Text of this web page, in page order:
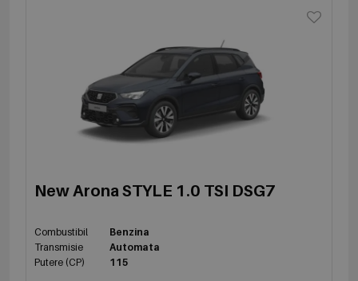
New Arona STYLE 1.0 TSI DSG7
Combustibil
Benzina
Transmisie
Automata
Putere (CP)
115